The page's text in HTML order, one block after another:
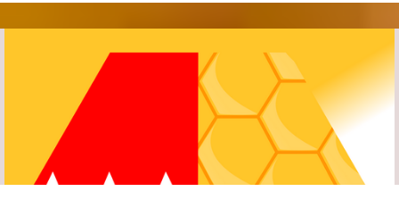
–
Sonderabfüllung
Modellbahn-